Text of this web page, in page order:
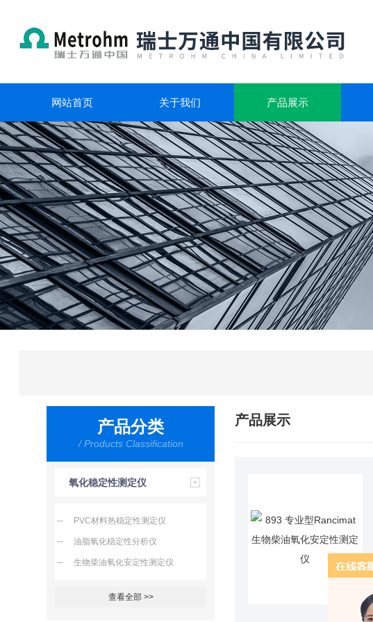
网站首页 关于我们 产品展示
产品分类
/ Products Classification
氧化稳定性测定仪
PVC材料热稳定性测定仪
油脂氧化稳定性分析仪
生物柴油氧化安定性测定仪
查看全部 >>
产品展示